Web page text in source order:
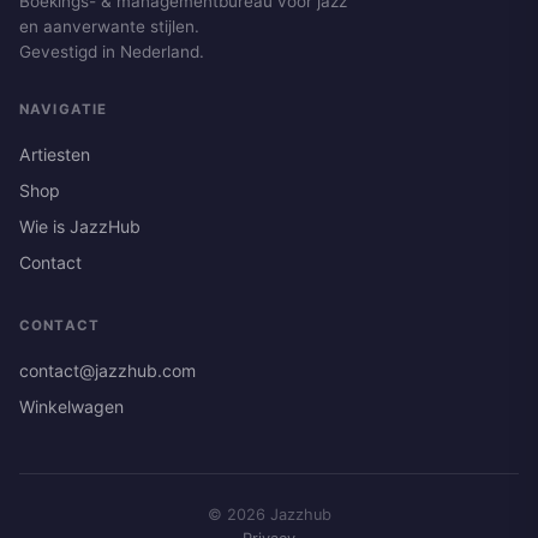
en aanverwante stijlen.
Gevestigd in Nederland.
NAVIGATIE
Artiesten
Shop
Wie is JazzHub
Contact
CONTACT
contact@jazzhub.com
Winkelwagen
© 2026 Jazzhub